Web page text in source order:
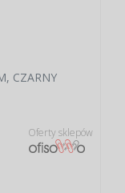
CZARNY
Oferty sklepów